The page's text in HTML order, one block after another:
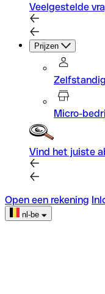
Veelgestelde
Prijzen
Micro-
Vind het juiste
Open een rekening
nl-be